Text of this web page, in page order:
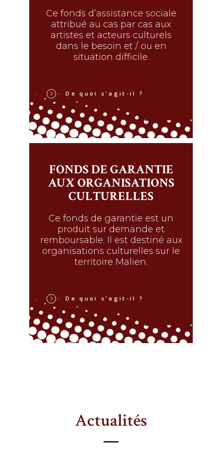
Ce fonds d’assistance sociale
attribué au cas par cas aux
artistes et acteurs culturels
dans le besoin et / ou en
situation difficile.
De quoi s'agit-il ?
FONDS DE GARANTIE
AUX ORGANISATIONS
CULTURELLES
Ce fonds de garantie est un
produit sur demande et
remboursable. Il est destiné aux
organisations culturelles sur le
territoire Malien.
De quoi s'agit-il ?
Actualités